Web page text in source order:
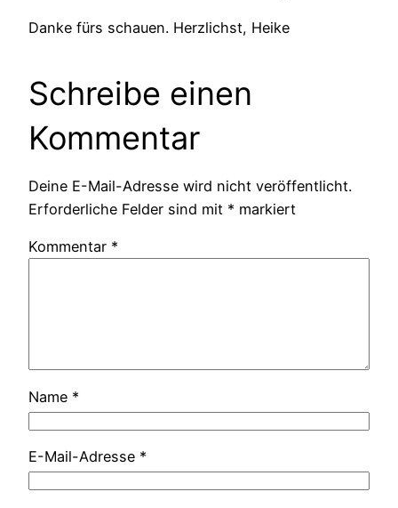
Danke fürs schauen. Herzlichst, Heike
Schreibe einen
Kommentar
Deine E-Mail-Adresse wird nicht veröffentlicht.
Erforderliche Felder sind mit * markiert
Kommentar *
Name *
E-Mail-Adresse *